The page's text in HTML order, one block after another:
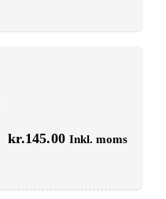
kr.145.00 Inkl. moms